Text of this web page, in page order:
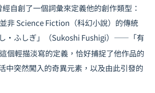
自創了一個詞彙來定義他的創作類型：
並非 Science Fiction（科幻小說）的傳統
・ふしぎ」（Sukoshi Fushigi）——「有
這個輕描淡寫的定義，恰好捕捉了他作品的
中突然闖入的奇異元素，以及由此引發的